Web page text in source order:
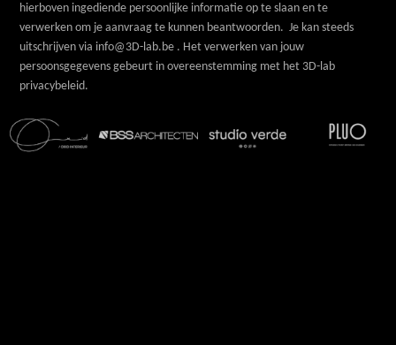
hierboven ingediende persoonlijke informatie op te slaan en te
verwerken om je aanvraag te kunnen beantwoorden. Je kan steeds
uitschrijven via info@3D-lab.be . Het verwerken van jouw
persoonsgegevens gebeurt in overeenstemming met het 3D-lab
privacybeleid.